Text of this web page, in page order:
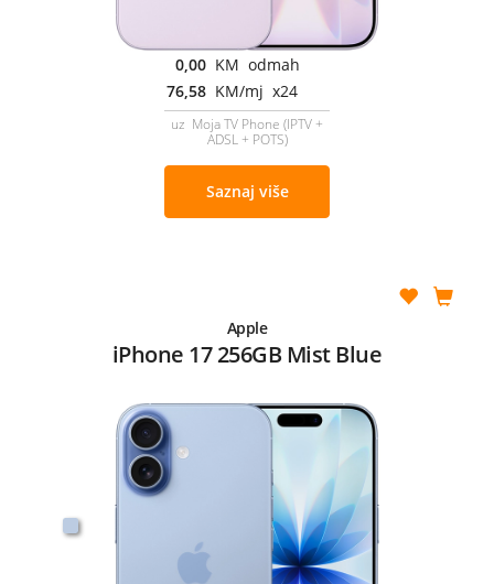
0,00 KM odmah
76,58 KM/mj x24
uz Moja TV Phone (IPTV +
ADSL + POTS)
Saznaj više
Apple
iPhone 17 256GB Mist Blue